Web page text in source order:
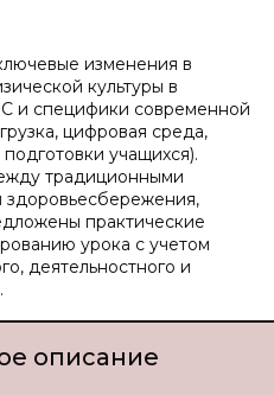
изменения в
культуры в
и специфики современной
цифровая среда,
учащихся).
традиционными
практические
урока с учетом
деятельностного и
описание